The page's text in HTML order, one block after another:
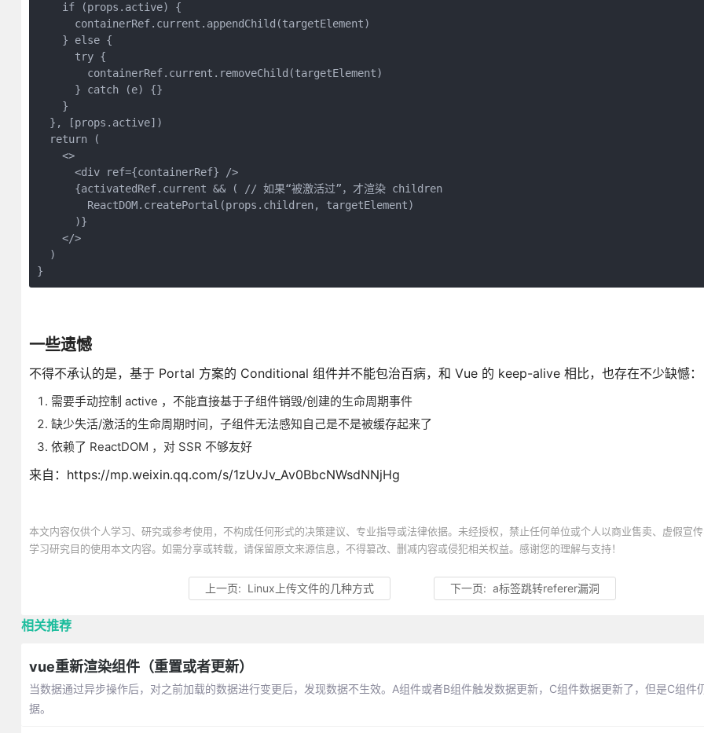
if (props.active) {
containerRef.current.appendChild(targetElement)
} else {
try {
containerRef.current.removeChild(targetElement)
} catch (e) {}
}
}, [props.active])
return (
<>
<div ref={containerRef} />
{activatedRef.current && ( // 如果“被激活过”，才渲染 children
ReactDOM.createPortal(props.children, targetElement)
)}
</>
)
}
一些遗憾
不得不承认的是，基于 Portal 方案的 Conditional 组件并不能包治百病，和 Vue 的 keep-alive 相比，也存在不少缺憾：
需要手动控制 active ，不能直接基于子组件销毁/创建的生命周期事件
缺少失活/激活的生命周期时间，子组件无法感知自己是不是被缓存起来了
依赖了 ReactDOM ，对 SSR 不够友好
来自：https://mp.weixin.qq.com/s/1zUvJv_Av0BbcNWsdNNjHg
本文内容仅供个人学习、研究或参考使用，不构成任何形式的决策建议、专业指导或法律依据。未经授权，禁止任何单位或个人以商业售卖、虚假宣
学习研究目的使用本文内容。如需分享或转载，请保留原文来源信息，不得篡改、删减内容或侵犯相关权益。感谢您的理解与支持！
上一页: Linux上传文件的几种方式 下一页: a标签跳转referer漏洞
相关推荐
vue重新渲染组件（重置或者更新）
当数据通过异步操作后，对之前加载的数据进行变更后，发现数据不生效。A组件或者B组件触发数据更新，C组件数据更新了，但是C组件
据。